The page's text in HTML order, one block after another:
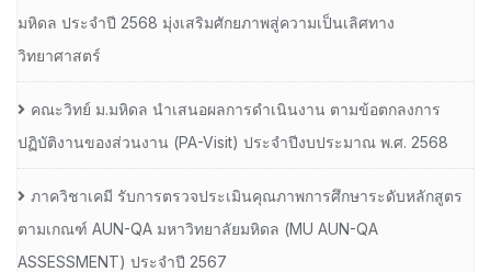
มหิดล ประจำปี 2568 มุ่งเสริมศักยภาพสู่ความเป็นเลิศทาง
วิทยาศาสตร์
คณะวิทย์ ม.มหิดล นำเสนอผลการดำเนินงาน ตามข้อตกลงการ
ปฏิบัติงานของส่วนงาน (PA-Visit) ประจำปีงบประมาณ พ.ศ. 2568
ภาควิชาเคมี รับการตรวจประเมินคุณภาพการศึกษาระดับหลักสูตร
ตามเกณฑ์ AUN-QA มหาวิทยาลัยมหิดล (MU AUN-QA
ASSESSMENT) ประจำปี 2567